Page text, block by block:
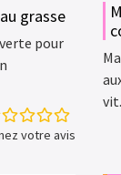
grasse
pour
votre avis